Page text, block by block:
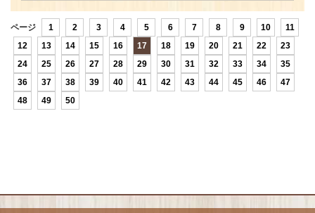
ページ 1 2 3 4 5 6 7 8 9 10
11
12
13 14 15 16 17 18 19 20 21 22
23
24
25 26 27 28 29 30 31 32 33 34
35
36
37 38 39 40 41 42 43 44 45 46
47
48
49 50